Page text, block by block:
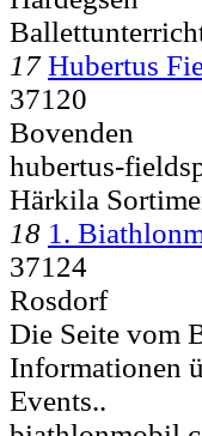
17 Hubertus
37120
Bovenden
hubertus-
Härkila
18 1.
37124
Rosdorf
Die Seite vom
Informationen
Events..